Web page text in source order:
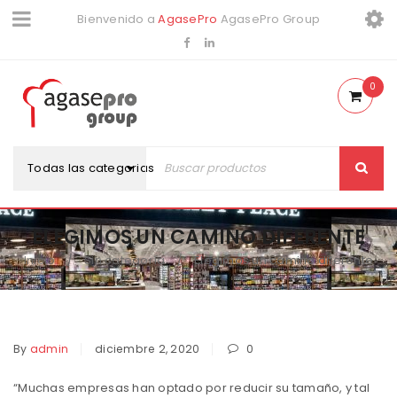
Bienvenido aAgasePro AgasePro Group
Todas las categorias
0
ELEGIMOS UN CAMINO DIFERENTE
Inicio / Sin categoría / Elegimos un camino diferente
By admin diciembre 2, 2020 0
“Muchas empresas han optado por reducir su tamaño, y tal